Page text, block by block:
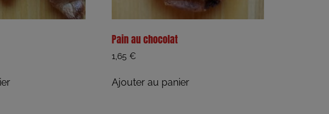
Pain au chocolat
1,65€
Ajouter au panier